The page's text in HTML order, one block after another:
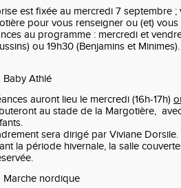
est fixée au mercredi 7 septembre ;
pour vous renseigner ou (et) vous
au programme : mercredi et
ou 19h30 (Benjamins et Minimes).
Baby Athlé
auront lieu le mercredi (16h-17h)
au stade de la Margotière,
sera dirigé par Viviane Dorsile.
la période hivernale, la salle
Marche nordique